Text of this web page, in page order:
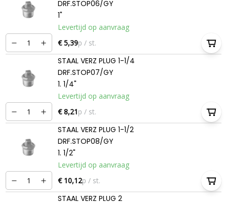
DRF.STOP06/GY
1"
Levertijd op aanvraag
€ 5,39p / st.
STAAL VERZ PLUG 1-1/4
DRF.STOP07/GY
1. 1/4"
Levertijd op aanvraag
€ 8,21p / st.
STAAL VERZ PLUG 1-1/2
DRF.STOP08/GY
1. 1/2"
Levertijd op aanvraag
€ 10,12p / st.
STAAL VERZ PLUG 2